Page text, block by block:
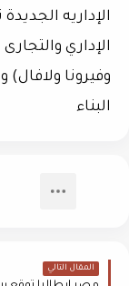
الإداريه
الإداري
وفيرونا
البناء
المقال التالي